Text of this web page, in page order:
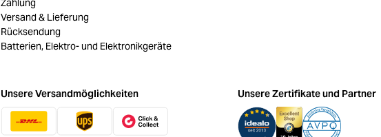
Zahlung
Versand & Lieferung
Rücksendung
Batterien, Elektro- und Elektronikgeräte
Unsere Versandmöglichkeiten Unsere Zertifikate und Partner